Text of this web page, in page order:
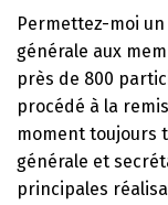
Permettez-moi
générale aux
près de 800
procédé à la
moment toujours
générale et
principales